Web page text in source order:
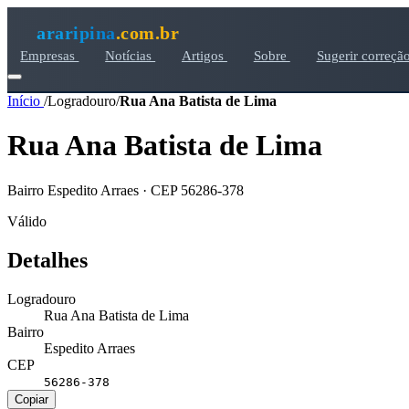
araripina.com.br
Empresas Notícias Artigos Sobre Sugerir
Início /Logradouro/Rua Ana Batista de Lima
Rua Ana Batista de Lima
Bairro Espedito Arraes · CEP 56286-378
Válido
Detalhes
Logradouro
Rua Ana Batista de Lima
Bairro
Espedito Arraes
CEP
56286-378
Copiar